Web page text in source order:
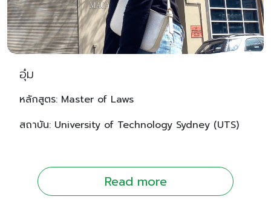
อุ๋ม
หลักสูตร: Master of Laws
สถาบัน: University of Technology Sydney (UTS)
Read more